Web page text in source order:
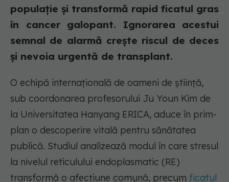
populație și transformă rapid ficatul gras
în cancer galopant. Ignorarea acestui
semnal de alarmă crește riscul de deces
și nevoia urgentă de transplant.
O echipă internațională de oameni de știință,
sub coordonarea profesorului Ju Youn Kim de
la Universitatea Hanyang ERICA, aduce în prim-
plan o descoperire vitală pentru sănătatea
publică. Studiul analizează modul în care stresul
la nivelul reticulului endoplasmatic (RE)
transformă o afecțiune comună, precum ficatul